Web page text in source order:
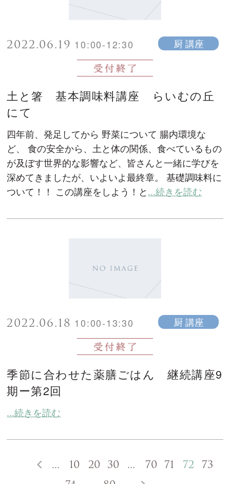
2022.06.19 10:00-12:30 厨 講座
土と箸 基本調味料講座 らいむの丘
にて
四年前、発足してから 野菜について 腸内環境な
ど、 食の安全から、土と体の関係、食べているもの
が及ぼす世界的な影響など、皆さんと一緒に学びを
深めてきましたが、いよいよ最終章。 基礎調味料に
ついて！！ この講座をしよう！と ...続きを読む
2022.06.18 10:00-13:30 厨 講座
季節に合わせた薬膳ごはん 継続講座9
期ー第2回
...続きを読む
... 10 20 30 ... 70 71 72 73